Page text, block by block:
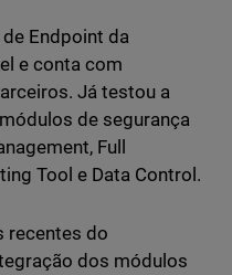
Endpoint da
e conta com
Já testou a
de segurança
Full
Tool e Data Control.
recentes do
dos módulos